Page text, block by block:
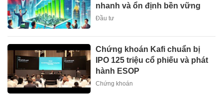
nhanh và ổn định bền vững
Đầu tư
Chứng khoán Kafi chuẩn bị
IPO 125 triệu cổ phiếu và phát
hành ESOP
Chứng khoán